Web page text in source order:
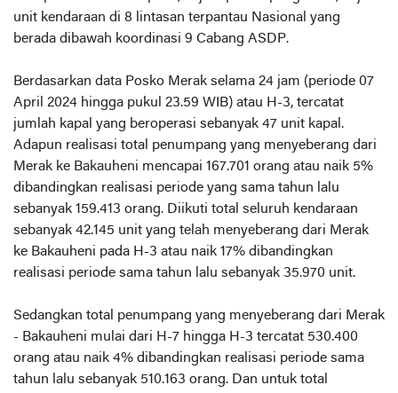
unit kendaraan di 8 lintasan terpantau Nasional yang
berada dibawah koordinasi 9 Cabang ASDP.
Berdasarkan data Posko Merak selama 24 jam (periode 07
April 2024 hingga pukul 23.59 WIB) atau H-3, tercatat
jumlah kapal yang beroperasi sebanyak 47 unit kapal.
Adapun realisasi total penumpang yang menyeberang dari
Merak ke Bakauheni mencapai 167.701 orang atau naik 5%
dibandingkan realisasi periode yang sama tahun lalu
sebanyak 159.413 orang. Diikuti total seluruh kendaraan
sebanyak 42.145 unit yang telah menyeberang dari Merak
ke Bakauheni pada H-3 atau naik 17% dibandingkan
realisasi periode sama tahun lalu sebanyak 35.970 unit.
Sedangkan total penumpang yang menyeberang dari Merak
- Bakauheni mulai dari H-7 hingga H-3 tercatat 530.400
orang atau naik 4% dibandingkan realisasi periode sama
tahun lalu sebanyak 510.163 orang. Dan untuk total